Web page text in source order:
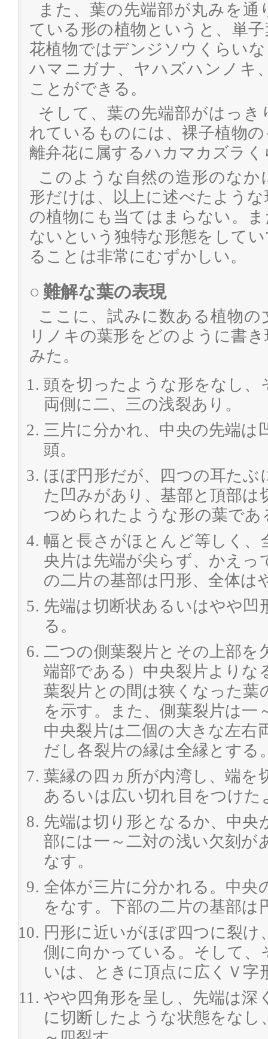
また、葉の先端部が丸みを
ている形の植物というと、単
花植物ではデンジソウくらい
ハマニガナ、ヤハズハンノキ
ことができる。
そして、葉の先端部がはっ
れているものには、裸子植物
離弁花に属するハカマカズラ
このような自然の造形のな
形だけは、以上に述べたよう
の植物にも当てはまらない。
ないという独特な形態をして
ることは非常にむずかしい。
○ 難解な葉の表現
ここに、試みに数ある植物
リノキの葉形をどのように書
みた。
頭を切ったような形をなし、
両側に二、三の浅裂あり。
三片に分かれ、中央の先端は
頭。
ほぼ円形だが、四つの耳たぶ
た凹みがあり、基部と頂部は
つめられたような形の葉であ
幅と長さがほとんど等しく、
央片は先端が尖らず、かえっ
の二片の基部は円形、全体は
先端は切断状あるいはやや凹
る。
二つの側葉裂片とその上部を
端部である）中央裂片よりな
葉裂片との間は狭くなった葉
を示す。また、側葉裂片は一
中央裂片は二個の大きな左右
だし各裂片の縁は全縁とする
葉縁の四ヵ所が内湾し、端を
あるいは広い切れ目をつけた
先端は切り形となるか、中央
部には一～二対の浅い欠刻が
なす。
全体が三片に分かれる。中央
をなす。下部の二片の基部は
円形に近いがほぼ四つに裂
側に向かっている。そして、
いは、ときに頂点に広くＶ字
やや四角形を呈し、先端は深
に切断したような状態をなし